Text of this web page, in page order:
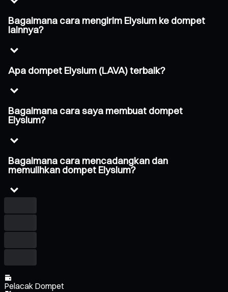
Bagaimana cara mengirim Elysium ke dompet
lainnya?
Apa dompet Elysium (LAVA) terbaik?
Bagaimana cara saya membuat dompet
Elysium?
Bagaimana cara mencadangkan dan
memulihkan dompet Elysium?
Pelacak Dompet